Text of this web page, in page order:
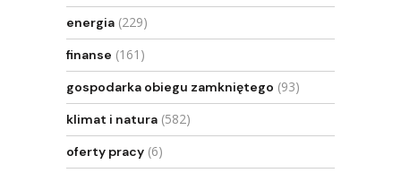
energia (229)
finanse (161)
gospodarka obiegu zamkniętego (93)
klimat i natura (582)
oferty pracy (6)